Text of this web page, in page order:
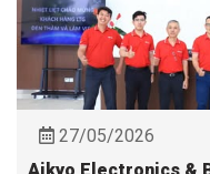
27/05/2026